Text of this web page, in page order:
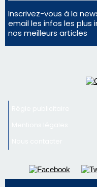
Inscrivez-vous à la
email les infos les
nos meilleurs articles